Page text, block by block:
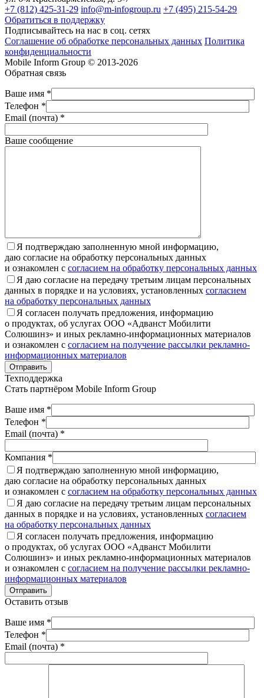
+7 (812) 425-31-29 info@m-infogroup.ru +7 (495) 215-54-29
Обратиться в поддержку
Подписывайтесь на нас в соц. сетях
Соглашение об обработке персональных данных Политика
конфиденциальности
Mobile Inform Group © 2013-2026
Обратная связь
Ваше имя *
Телефон *
Email (почта) *
Ваше сообщение
Я подтверждаю заполненную мной информацию,
даю согласие на обработку персональных данных
и ознакомлен с согласием на обработку персональных данных
Я даю согласие на передачу третьим лицам персональных
данных в порядке и на условиях, установленных согласием
на обработку персональных данных
Я согласен получать предложения, информацию
о продуктах, об услугах ООО «Адванст Мобилити
Солюшинз» и иных рекламно-информационных материалов
и ознакомлен с согласием на получение рассылки рекламно-
информационных материалов
Отправить
Техподдержка
Стать партнёром Mobile Inform Group
Ваше имя *
Телефон *
Email (почта) *
Компания *
Я подтверждаю заполненную мной информацию,
даю согласие на обработку персональных данных
и ознакомлен с согласием на обработку персональных данных
Я даю согласие на передачу третьим лицам персональных
данных в порядке и на условиях, установленных согласием
на обработку персональных данных
Я согласен получать предложения, информацию
о продуктах, об услугах ООО «Адванст Мобилити
Солюшинз» и иных рекламно-информационных материалов
и ознакомлен с согласием на получение рассылки рекламно-
информационных материалов
Отправить
Оставить отзыв
Ваше имя *
Телефон *
Email (почта) *